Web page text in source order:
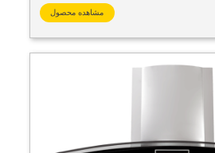
مشاهده محصول